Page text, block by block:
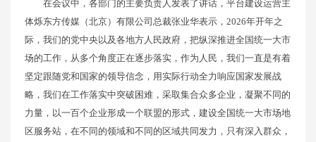
在会议中，各部门的主要负责人发表了讲话，平台建设运营主
体烁东方传媒（北京）有限公司总裁张业华表示，2026年开年之
际，我们的党中央以及各地方人民政府，把纵深推进全国统一大市
场的工作，从多个角度正在逐步落实，作为人民，我们一直是有着
坚定跟随党和国家的领导信念，用实际行动全力响应国家发展战
略，我们在工作落实中突破困难，采取集合众多企业，凝聚不同的
力量，以一百个企业形成一个联盟的形式，建设全国统一大市场地
区服务站，在不同的领域和不同的区域共同发力，只有深入群众，